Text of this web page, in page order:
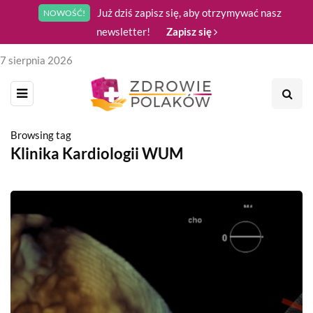
NOWOŚĆ!
Już dziś zapisz się, aby otrzymywać nasz
newsletter!
Zapisz się
7 sierpnia 2026
Browsing tag
Klinika Kardiologii WUM